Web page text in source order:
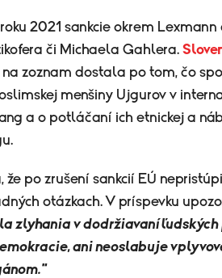
2021 sankcie okrem Lexmann
či Michaela Gahlera.
zoznam dostala po tom, čo
menšiny Ujgurov v
a o potláčaní ich etnickej a
že po zrušení sankcií EÚ
otázkach. V príspevku
zlyhania v dodržiavaní
ani neoslabuje